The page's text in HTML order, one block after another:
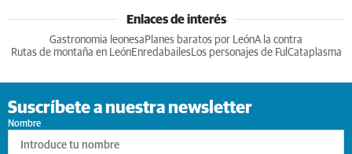
Enlaces de interés
Gastronomia leonesa Planes baratos por LeónA la contra
Rutas de montaña en LeónEnredabailesLos personajes de Ful Cataplasma
Suscríbete a nuestra newsletter
Nombre